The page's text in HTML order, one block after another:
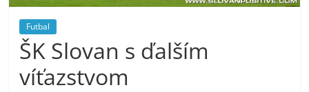
Futbal
ŠK Slovan s ďalším
víťazstvom